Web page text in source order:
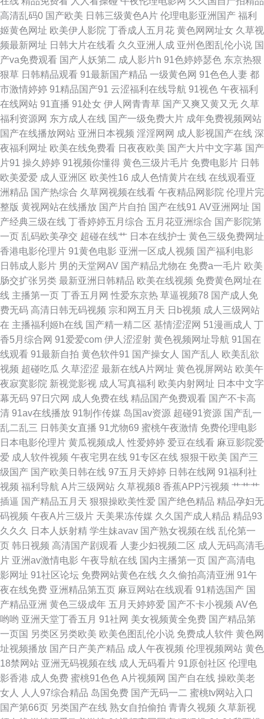
址 国产精品久久AV 欧美伊人大香蕉 午夜肏屄视频 91探花网址在线 成人视
频最新官网 黄色视频免费链接 欧洲亚洲日本 污版视频 69人人 www狠狠撸
黄色性交网 日韩成人在线网站 尤物肏屄com 大香蕉网伊人 欧美性爱天天 亚
洲区限制级51 91在线欧 国产中字三区四区 人人肏人人 91精品熟妇视频 国
产黄色网 欧美性爱去干网 蜜桃成人AV 国产精品打炮自拍 深夜av软件快播
91露脸熟女视频 欧美中出 韩国操逼网 91夫妻电影 美日青青肏 午夜福利院产
业 俺去也综合色图 国产一二三 日韩人成精品 豆花在线免费 久久精品免费领
取 超碰香蕉福利 91传媒免费网站 久久精品国产男包 久草视频国产精品 午夜
av电影 豆花日韩成人社区 欧美人妻导航 亚洲拍拍 超碰碰激情 精品挑选伊人
国产 香蕉肏屄网 超碰在线激情影音 欧美喉奥在线 亚洲影院午夜AV av永久在
线免费 韩国av永久无码 欧美老女人性交 婷婷五月肏屄电影 超碰操逼逼网 久
草二飞 日韩三级啪啪 91成人电影院 超碰老司机 精品视频99 日韩中文在线一
区 成人网天堂网 午夜黄色三级 大香蕉97 男人天堂社区 伊人狠狠干 豆花看
片 免费的黄色网址 午夜少妇影院 av男人天堂手机 国厂自拍 欧美性爱第三页
亚洲另类调教 成人在线观看影院 男人天堂TV 午夜黄色网 91站色 极品福利
导航 日韩穴穴色 91免费热播视频 岛国AV导航 欧美A∨在线观看 伊人网成人
久草电影在线 天堂网AV手机版
高清乱码0 国产欧美 日韩三级黄色A片 伦理电影亚洲国产 福利
姬黄色网址 欧美伊人影院 丁香成人五月花 黄色网网址女 久草视
频最新网址 日韩大片在线看 久久亚洲人成 亚州色图乱伦小说 国
产va免费观看 国产人妖第二 成人影片h 91色婷婷瑟色 东京热狠
狠草 日韩精品观看 91最新国产精品 一级黄色网 91色色人妻 都
市激情婷婷 91精品国产91 云涩福利在线导航 91视色 午夜福利
在线网站 91直播 91处女 伊人网青青草 国产又爽又黄又无 久草
福利资源网 东方成人在线 国产一级免费大片 成年免费视频网站
国产在线播放网站 亚洲日本视频 淫淫网网 成人影视国产在线 深
夜福利网址 欧美在线免费看 日夜夜欧美 国产大片中文字幕 国产
片91 操久婷婷 91视频你懂得 黄色三级片毛片 免费电影片 日韩
欧美爱爱 成人亚洲区 欧美性16 成人色情黄片在线 在线观看亚
洲精品 国产热综合 久草网视频在线看 午夜精品网影院 伦理片完
整版 黄视网站在线播放 国产片自拍 国产在线91 AV亚洲网址 国
产经典三级在线 丁香婷婷五月综合 五月花亚洲综合 国产影院第
一页 乱码欧美孕交 超碰在线艹 日本在线护士 黄色三级免费网址
香港电影伦理片 91黄色电影 亚洲一区成人视频 国产福利电影
日韩成人影片 男的天堂网AV 国产精品尤物在 免费a一毛片 欧美
肠交扩张另类 最新亚洲日韩精品 欧美在线视频 免费黄色网址在
线 主播第一页 丁香五月网 性爱东京热 草逼视频78 国产成人免
费无码 高清日韩无码视频 宗和网五月天 日b视频 成人三级网站
在 主播福利姬h在线 国产精一精二区 基情涩涩网 51漫画成人 丁
香5月综合网 91爱爱com 伊人涩涩射 黄色视频网址导航 91国在
线观看 91最新自拍 黄色软件91 国产操女人 国产乱人 欧美乱欲
视频 超碰吃瓜 久草涩涩 最新在线A片网址 黄色视屏网站 欧美午
夜寂寞影院 新视觉影视 成人写真福利 欧美内射网址 日本中文字
幕无码 97日穴网 成人免费在线 精品国产免费观看 国产不卡高
清 91av在线播放 91制作传媒 岛国av资源 超碰91资源 国产乱一
乱二乱三 日韩美女直播 91尤物69 蜜桃午夜激情 免费伦理电影
日本电影伦理片 黄瓜视频成人 性爱婷婷 爱豆在线看 麻豆影院爱
爱 成人软件视频 午夜宅男在线 91专区在线 狠狠干欧美 国产三
级国产 国产欧美日韩在线 97五月天婷婷 日韩在线网 91福利社
视频 福利导航 A片三级网站 久草视频8 香蕉APP污视频 艹艹艹
插逼 国产精品五月天 狠狠操欧美性爱 国产绝色精品 精品孕妇无
码视频 午夜A片三级片 天美果冻传媒 久久国产成人精品 精品93
久久久
日本人妖射精 学生妹avav 国产熟女视频在线 乱伦第一
页 韩日视频 高清国产剧观看 人妻少妇视频二区 成人无码高清毛
片 亚洲av激情电影 午夜导航在线 国内主播第一页 国产高清电
影网址 91社区论坛 免费网站黄色在线 久久偷拍高清亚洲 91午
夜在线免费 亚洲精品第五页 麻豆网站在线观看 91精选国产 国
产精品亚洲 黄色三级成年 五月天婷婷爱 国产不卡小视频 AV色
哟哟 亚洲天堂丁香五月 91社网 美女视频黄全免费 国产精品第
一页国 另类区另类欧美 欧美色图乱伦小说 免费成人软件 黄色网
址视频播放 国产日产美产精品 成人午夜视频 伦理视频网站 黄色
18禁网站 亚洲无码视频在线 成人无码看片 91原创社区 伦理电
影香港 成人免费 蜜桃91色色 A片视频网 国产自在线 操欧美老
女人
人人97综合精品 岛国免费 国产无码一二 蜜桃tv网站入口
国产第66页 另类国产在线 熟女自拍偷拍 青青久视频 久草新视